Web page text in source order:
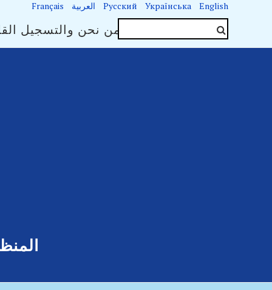
Русский Українська English العربية Français
من نحن والتسجيل جهات الاتصال